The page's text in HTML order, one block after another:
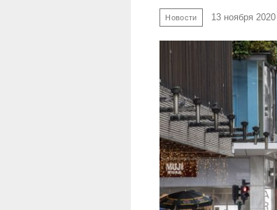
Новости 13 ноября 2020